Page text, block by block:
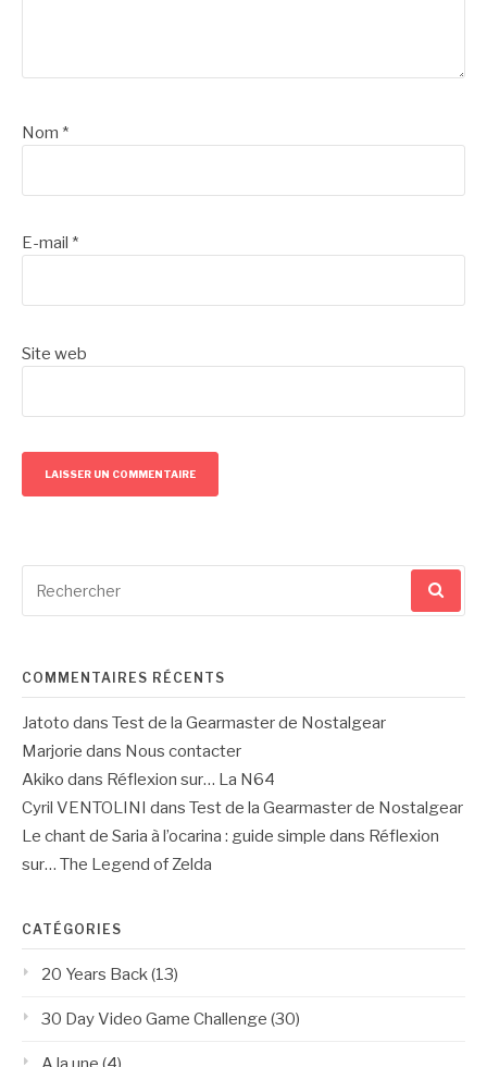
Nom *
E-mail *
Site web
pour
COMMENTAIRES RÉCENTS
Jatoto dans Test de la Gearmaster de Nostalgear
Marjorie dans Nous contacter
Akiko dans Réflexion sur… La N64
Cyril VENTOLINI dans Test de la Gearmaster de Nostalgear
Le chant de Saria à l’ocarina : guide simple dans Réflexion
sur… The Legend of Zelda
CATÉGORIES
20 Years Back(13)
30 Day Video Game Challenge (30)